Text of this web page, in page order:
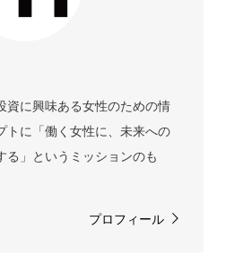
資に興味ある女性のための情
トに「働く女性に、未来への
る」というミッションのも
プロフィール